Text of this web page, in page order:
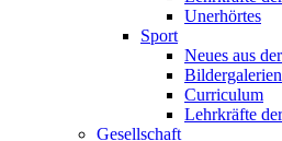
Unerhörtes
Sport
Neues aus
Bildergalerien
Curriculum
Lehrkräfte
Gesellschaft